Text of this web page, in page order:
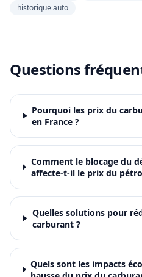
historique auto
Questions
Pourquoi les prix du
en France ?
Comment le blocage du
affecte-t-il le prix du
Quelles solutions pour
carburant ?
Quels sont les impacts